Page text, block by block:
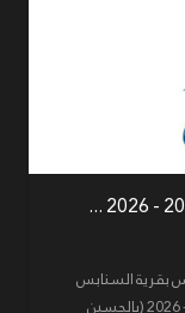
بقرية السنابس
تعلن عن تدشين شعار انتخابات الدورة السابعة 2022 - 2026 (بالحسين